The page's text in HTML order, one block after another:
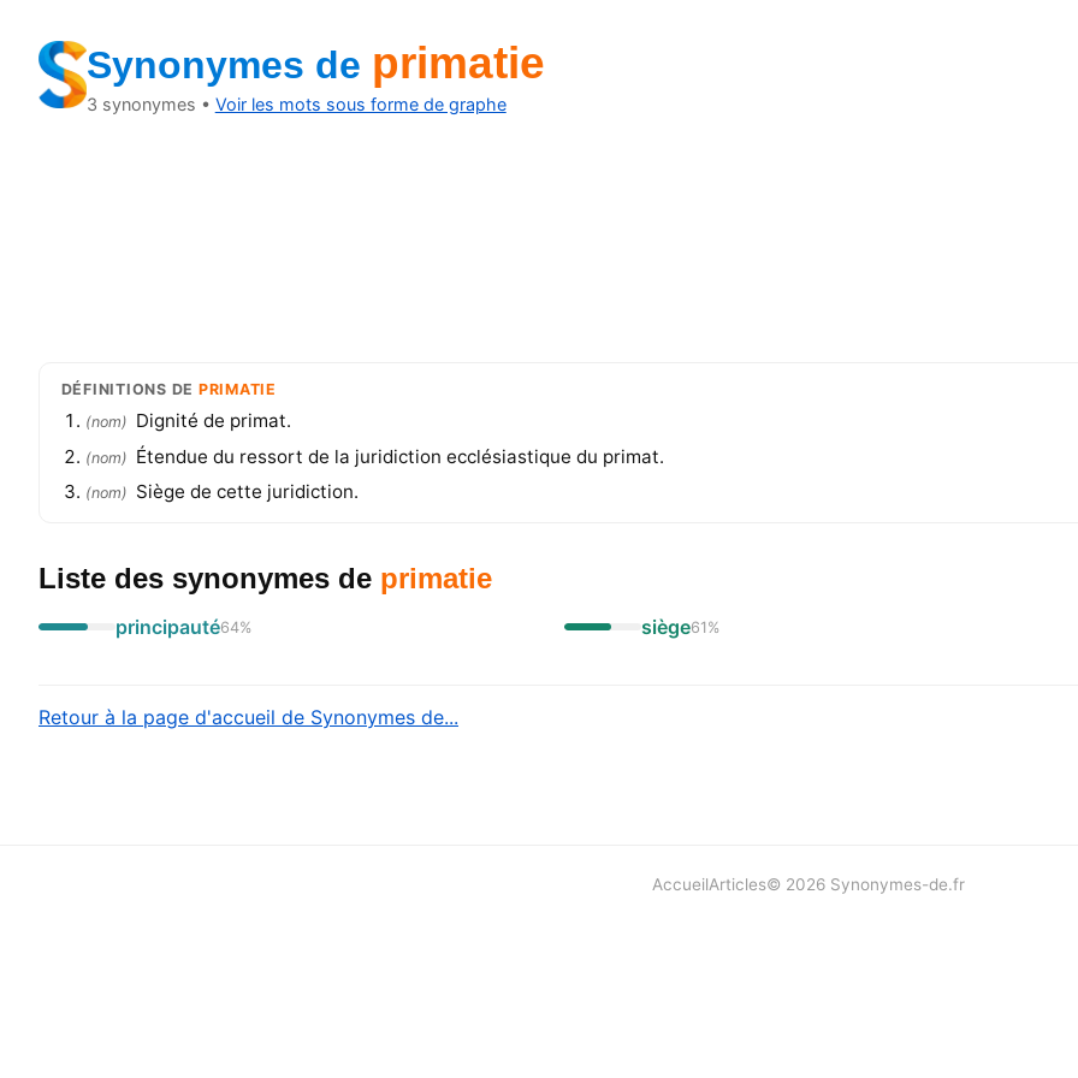
Synonymes de primatie
3 synonymes • Voir les mots sous forme de graphe
DÉFINITIONS DE PRIMATIE
(nom) Dignité de primat.
(nom) Étendue du ressort de la juridiction ecclésiastique du primat.
(nom) Siège de cette juridiction.
Liste des synonymes de primatie
principauté64% siège61%
Retour à la page d'accueil de Synonymes de...
AccueilArticles© 2026 Synonymes-de.fr